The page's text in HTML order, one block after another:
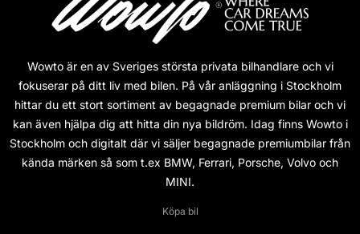
Wowto är en av Sveriges största privata bilhandlare och vi
fokuserar på ditt liv med bilen. På vår anläggning i Stockholm
hittar du ett stort sortiment av begagnade premium bilar och vi
kan även hjälpa dig att hitta din nya bildröm. Idag finns Wowto i
Stockholm och digitalt där vi säljer begagnade premiumbilar från
kända märken så som t.ex BMW, Ferrari, Porsche, Volvo och
MINI.
Köpa bil